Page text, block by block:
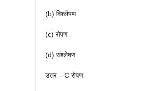
(b) विश्लेषण
(c) रोपण
(d) संश्लेषण
उत्तर – C रोपण